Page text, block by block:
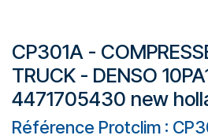
CP301A -
TRUCK - DENSO
4471705430 new
Référence Protclim :